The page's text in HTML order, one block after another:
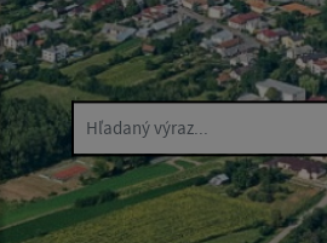
Hľadaný výraz...